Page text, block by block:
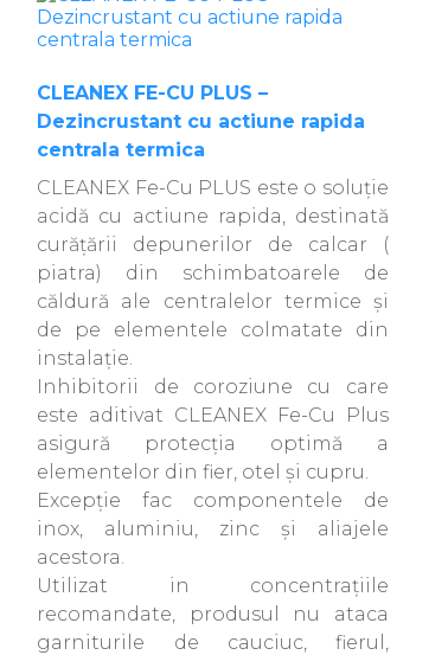
CLEANEX FE-CU PLUS –
Dezincrustant cu actiune rapida
centrala termica
CLEANEX Fe-Cu PLUS este o soluţie
acidă cu actiune rapida, destinată
curăţării depunerilor de calcar (
piatra) din schimbatoarele de
căldură ale centralelor termice şi
de pe elementele colmatate din
instalaţie.
Inhibitorii de coroziune cu care
este aditivat CLEANEX Fe-Cu Plus
asigură protecţia optimă a
elementelor din fier, otel şi cupru.
Excepţie fac componentele de
inox, aluminiu, zinc şi aliajele
acestora.
Utilizat in concentraţiile
recomandate, produsul nu ataca
garniturile de cauciuc, fierul,